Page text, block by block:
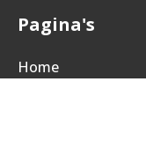
Pagina's
Home